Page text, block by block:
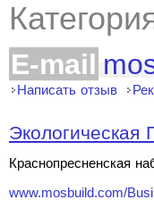
E-mail
Написать отзыв
Экологическая
Краснопресненская
www.mosbuild.com/